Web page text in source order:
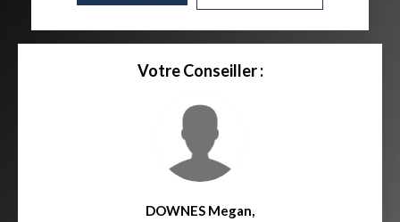
Votre Conseiller :
DOWNES Megan,